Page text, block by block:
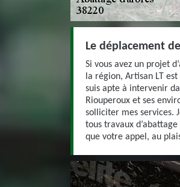
Le déplacement
Si vous avez un projet
la région, Artisan LT
suis apte à intervenir
Riouperoux et ses
solliciter mes services.
tous travaux
que votre appel, au